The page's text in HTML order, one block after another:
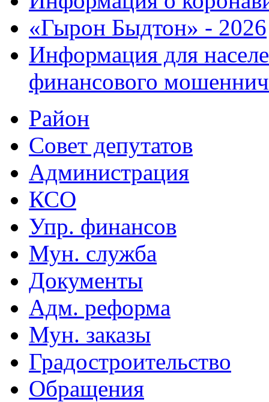
«Гырон Быдтон» - 2026
Информация для
финансового
Район
Совет депутатов
Администрация
КСО
Упр. финансов
Мун. служба
Документы
Адм. реформа
Мун. заказы
Градостроительство
Обращения